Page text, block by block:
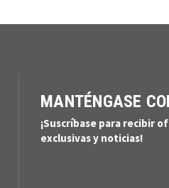
MANTÉNGASE
¡Suscríbase para recibir
exclusivas y noticias!